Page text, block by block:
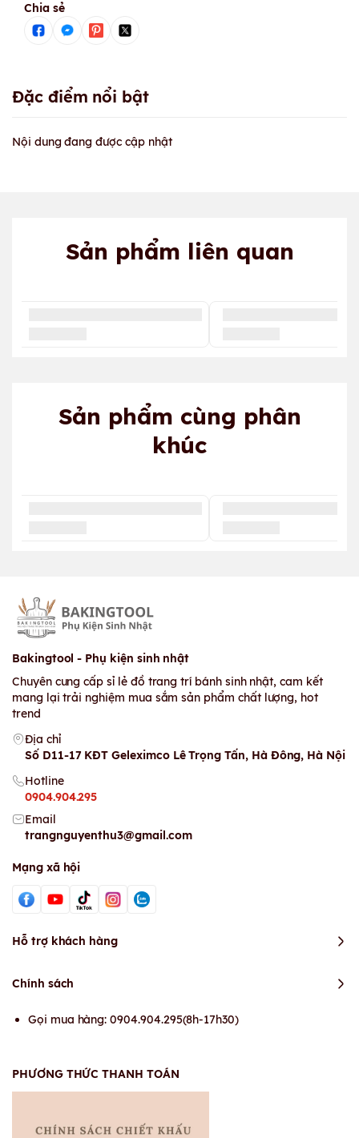
Chia sẻ
Đặc điểm nổi bật
Nội dung đang được cập nhật
Sản phẩm liên quan
Sản phẩm cùng phân
khúc
Bakingtool - Phụ kiện sinh nhật
Chuyên cung cấp sỉ lẻ đồ trang trí bánh sinh nhật, cam kết
mang lại trải nghiệm mua sắm sản phẩm chất lượng, hot
trend
Địa chỉ
Số D11-17 KĐT Geleximco Lê Trọng Tấn, Hà Đông, Hà Nội
Hotline
0904.904.295
Email
trangnguyenthu3@gmail.com
Mạng xã hội
Hỗ trợ khách hàng
Chính sách
Gọi mua hàng: 0904.904.295(8h-17h30)
PHƯƠNG THỨC THANH TOÁN